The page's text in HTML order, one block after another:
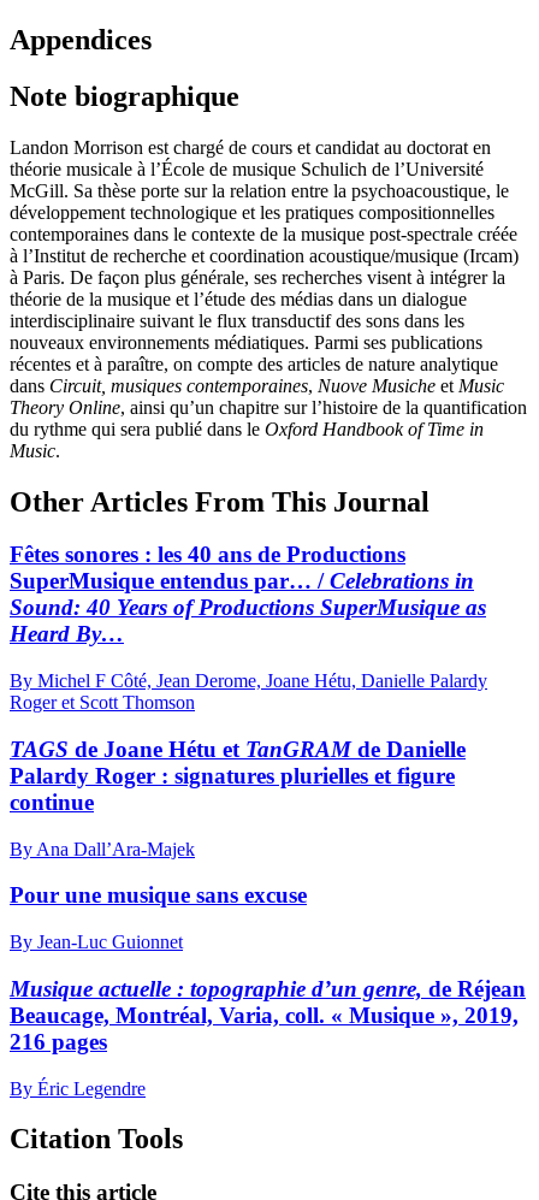
Appendices
Note biographique
Landon Morrison est chargé de cours et candidat au doctorat en
théorie musicale à l’École de musique Schulich de l’Université
McGill. Sa thèse porte sur la relation entre la psychoacoustique, le
développement technologique et les pratiques compositionnelles
contemporaines dans le contexte de la musique post-spectrale créée
à l’Institut de recherche et coordination acoustique/musique (Ircam)
à Paris. De façon plus générale, ses recherches visent à intégrer la
théorie de la musique et l’étude des médias dans un dialogue
interdisciplinaire suivant le flux transductif des sons dans les
nouveaux environnements médiatiques. Parmi ses publications
récentes et à paraître, on compte des articles de nature analytique
dans Circuit, musiques contemporaines, Nuove Musiche et Music
Theory Online, ainsi qu’un chapitre sur l’histoire de la quantification
du rythme qui sera publié dans le Oxford Handbook of Time in
Music.
Other Articles From This Journal
Fêtes sonores : les 40 ans de Productions
SuperMusique entendus par… /Celebrations in
Sound: 40 Years of Productions SuperMusique as
Heard By…
By Michel F Côté, Jean Derome, Joane Hétu, Danielle Palardy
Roger et Scott Thomson
TAGS de Joane Hétu et TanGRAMde Danielle
Palardy Roger : signatures plurielles et figure
continue
By Ana Dall’Ara-Majek
Pour une musique sans excuse
By Jean-Luc Guionnet
Musique actuelle : topographie d’un genre, de Réjean
Beaucage, Montréal, Varia, coll. « Musique », 2019,
216 pages
By Éric Legendre
Citation Tools
Cite this article